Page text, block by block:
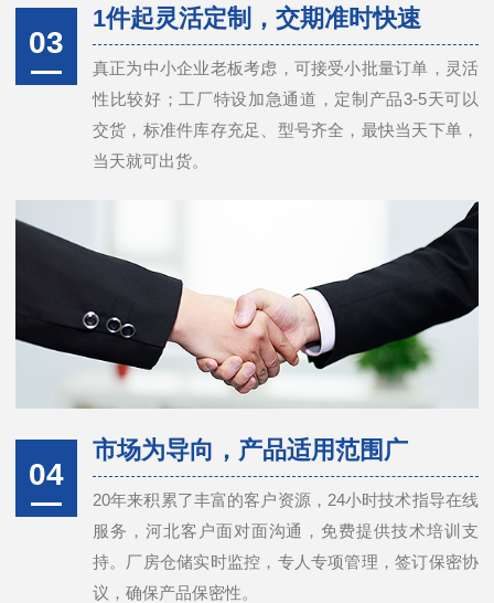
03
1件起灵活定制，交期准时快速
真正为中小企业老板考虑，可接受小批量订单，灵活
性比较好；工厂特设加急通道，定制产品3-5天可以
交货，标准件库存充足、型号齐全，最快当天下单，
当天就可出货。
04
市场为导向，产品适用范围广
20年来积累了丰富的客户资源，24小时技术指导在线
服务，河北客户面对面沟通，免费提供技术培训支
持。厂房仓储实时监控，专人专项管理，签订保密协
议，确保产品保密性。